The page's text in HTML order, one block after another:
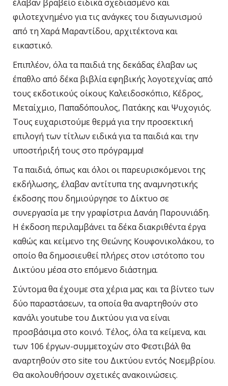
έλαβαν βραβείο ειδικά σχεδιασμένο και
φιλοτεχνημένο για τις ανάγκες του διαγωνισμού
από τη Χαρά Μαραντίδου, αρχιτέκτονα και
εικαστικό.
Επιπλέον, όλα τα παιδιά της δεκάδας έλαβαν ως
έπαθλο από δέκα βιβλία εφηβικής λογοτεχνίας από
τους εκδοτικούς οίκους Καλειδοσκόπιο, Κέδρος,
Μεταίχμιο, Παπαδόπουλος, Πατάκης και Ψυχογιός.
Τους ευχαριστούμε θερμά για την προσεκτική
επιλογή των τίτλων ειδικά για τα παιδιά και την
υποστήριξή τους στο πρόγραμμα!
Τα παιδιά, όπως και όλοι οι παρευρισκόμενοι της
εκδήλωσης, έλαβαν αντίτυπα της αναμνηστικής
έκδοσης που δημιούργησε το Δίκτυο σε
συνεργασία με την γραφίστρια Δανάη Παρουνιάδη.
Η έκδοση περιλαμβάνει τα δέκα διακριθέντα έργα
καθώς και κείμενο της Θεώνης Κουφονικολάκου, το
οποίο θα δημοσιευθεί πλήρες στον ιστότοπο του
Δικτύου μέσα στο επόμενο διάστημα.
Σύντομα θα έχουμε στα χέρια μας και τα βίντεο των
δύο παραστάσεων, τα οποία θα αναρτηθούν στο
κανάλιyoutube του Δικτύου για να είναι
προσβάσιμα στο κοινό. Τέλος, όλα τα κείμενα, και
των 106 έργων-συμμετοχών στο Φεστιβάλ θα
αναρτηθούν στο site του Δικτύου εντός Νοεμβρίου.
Θα ακολουθήσουν σχετικές ανακοινώσεις.